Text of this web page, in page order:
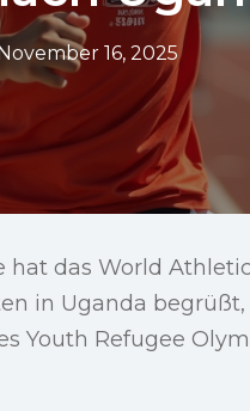
16, 2025
das World
in Uganda
Youth Refugee